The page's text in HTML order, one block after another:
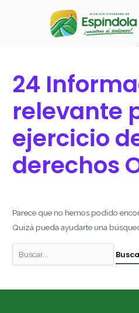
24
relevante
ejercicio
derechos
Parece que no hemos podido
Quizá pueda ayudarte una